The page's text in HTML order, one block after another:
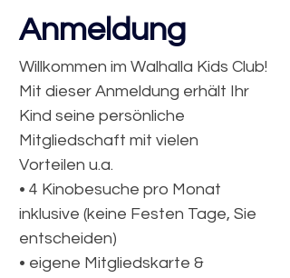
Anmeldung
Willkommen im Walhalla Kids Club!
Mit dieser Anmeldung erhält Ihr
Kind seine persönliche
Mitgliedschaft mit vielen
Vorteilen u.a.
• 4 Kinobesuche pro Monat
inklusive (keine Festen Tage, Sie
entscheiden)
• eigene Mitgliedskarte &